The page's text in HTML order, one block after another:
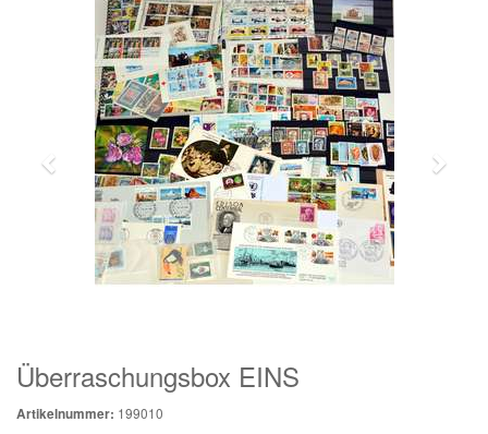
Überraschungsbox EINS
Artikelnummer: 199010